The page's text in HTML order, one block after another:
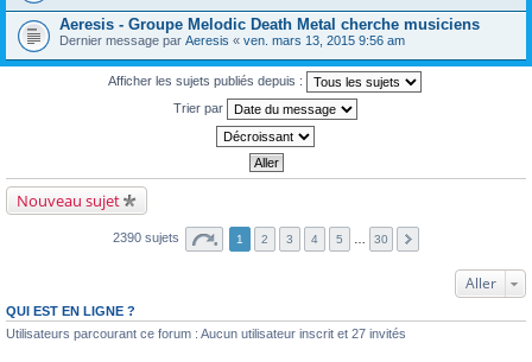
Aeresis - Groupe Melodic Death Metal cherche musiciens
Dernier message par Aeresis « ven. mars 13, 2015 9:56 am
Afficher les sujets publiés depuis :
Trier par
Nouveau sujet
2390 sujets 1 2 3 4 5 30
Aller
QUI EST EN LIGNE ?
Utilisateurs parcourant ce forum : Aucun utilisateur inscrit et 27 invités